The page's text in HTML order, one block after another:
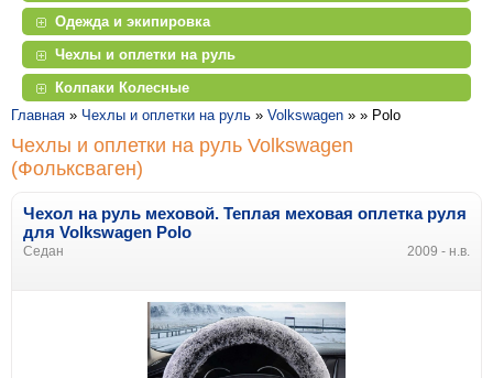
Одежда и экипировка
Чехлы и оплетки на руль
Колпаки Колесные
Главная » Чехлы и оплетки на руль » Volkswagen » » Polo
Чехлы и оплетки на руль Volkswagen
(Фольксваген)
Чехол на руль меховой. Теплая меховая оплетка руля
для Volkswagen Polo
Седан 2009 - н.в.